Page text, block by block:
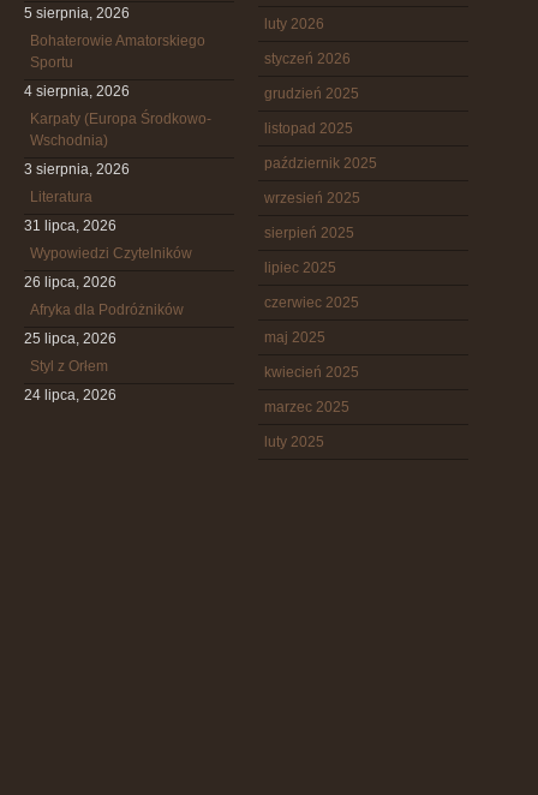
5 sierpnia, 2026
Bohaterowie Amatorskiego
Sportu
4 sierpnia, 2026
Karpaty (Europa Środkowo-
Wschodnia)
3 sierpnia, 2026
Literatura
31 lipca, 2026
Wypowiedzi Czytelników
26 lipca, 2026
Afryka dla Podróżników
25 lipca, 2026
Styl z Orłem
24 lipca, 2026
luty 2026
styczeń 2026
grudzień 2025
listopad 2025
październik 2025
wrzesień 2025
sierpień 2025
lipiec 2025
czerwiec 2025
maj 2025
kwiecień 2025
marzec 2025
luty 2025